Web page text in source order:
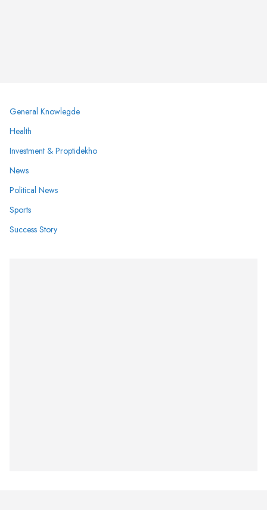
General Knowlegde
Health
Investment & Proptidekho
News
Political News
Sports
Success Story